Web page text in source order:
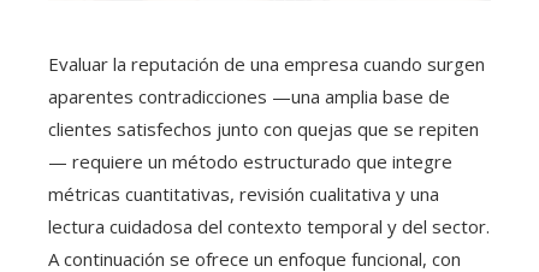
Evaluar la reputación de una empresa cuando surgen
aparentes contradicciones —una amplia base de
clientes satisfechos junto con quejas que se repiten
— requiere un método estructurado que integre
métricas cuantitativas, revisión cualitativa y una
lectura cuidadosa del contexto temporal y del sector.
A continuación se ofrece un enfoque funcional, con